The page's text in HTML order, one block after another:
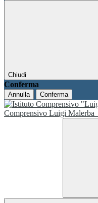
Chiudi
Conferma
Annulla Conferma
Comprensivo Luigi Malerba